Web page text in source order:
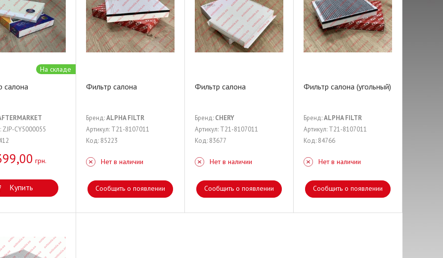
На складе
салона
ZJP-CY5000055
грн.
Купить
Фильтр салона
Бренд:ALPHA FILTR
Артикул: T21-8107011
Код: 85223
Нет в наличии
Сообщить о появлении
Фильтр салона
Бренд: CHERY
Артикул: T21-8107011
Код: 83677
Нет в наличии
Сообщить о появлении
Фильтр салона (угольный)
Бренд:ALPHA FILTR
Артикул: T21-8107011
Код: 84766
Нет в наличии
Сообщить о появлении